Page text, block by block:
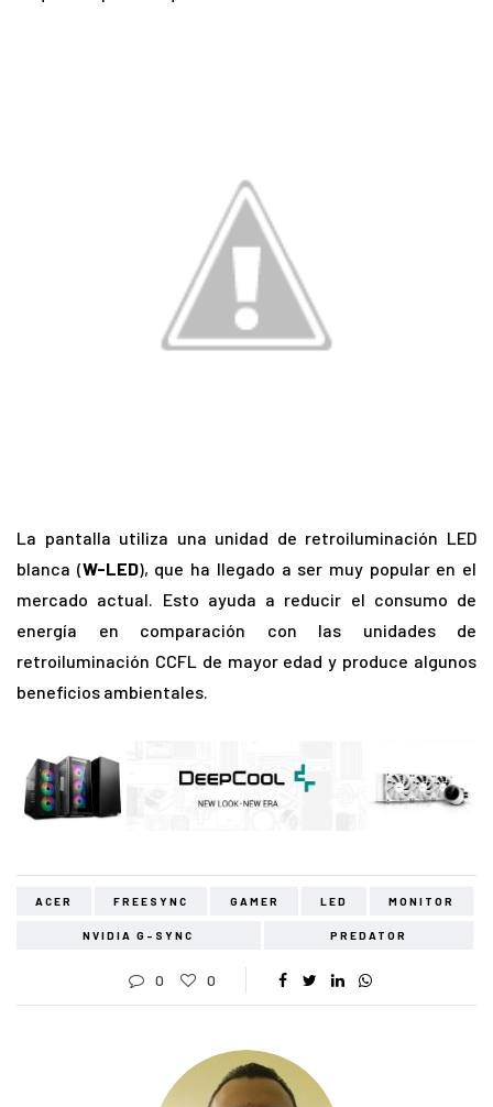
La pantalla utiliza una unidad de retroiluminación LED
blanca (W-LED), que ha llegado a ser muy popular en el
mercado actual. Esto ayuda a reducir el consumo de
energía en comparación con las unidades de
retroiluminación CCFL de mayor edad y produce algunos
beneficios ambientales.
ACER FREESYNC GAMER LED MONITOR
NVIDIA G-SYNC PREDATOR
0 0